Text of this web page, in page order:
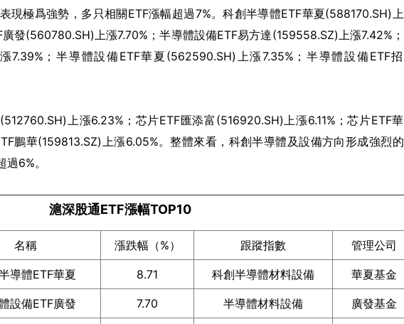
現極爲強勢，多只相關ETF漲幅超過7%。科創半導體ETF華夏(588170.SH)
發(560780.SH)上漲7.70%；半導體設備ETF易方達(159558.SZ)上漲7.42%
7.39%；半導體設備ETF華夏(562590.SH)上漲7.35%；半導體設備ETF
上漲6.23%；芯片ETF匯添富(516920.SH)上漲6.11%；芯片ETF
鵬華(159813.SZ)上漲6.05%。整體來看，科創半導體及設備方向形成強烈
6%。
滬深股通ETF漲幅TOP10
名稱 漲跌幅（%） 跟蹤指數 管理公司
導體ETF華夏 8.71 科創半導體材料設備 華夏基金
設備ETF廣發 7.70 半導體材料設備 廣發基金